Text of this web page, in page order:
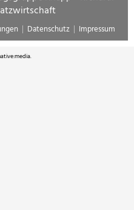
Datenschutz Impressum
.